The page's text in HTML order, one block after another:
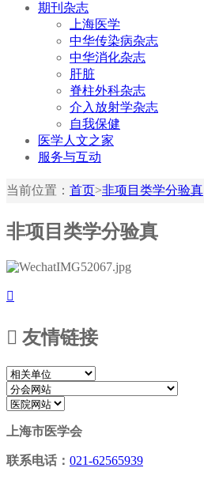
期刊杂志
上海医学
中华传染病杂志
中华消化杂志
肝脏
脊柱外科杂志
介入放射学杂志
自我保健
医学人文之家
服务与互动
当前位置： 首页>非项目类学分验真
非项目类学分验真

 友情链接
上海市医学会
联系电话： 021-62565939